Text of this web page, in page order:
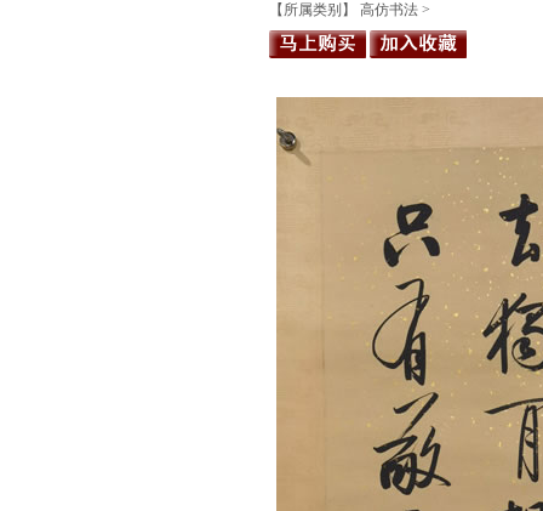
【所属类别】 高仿书法 >